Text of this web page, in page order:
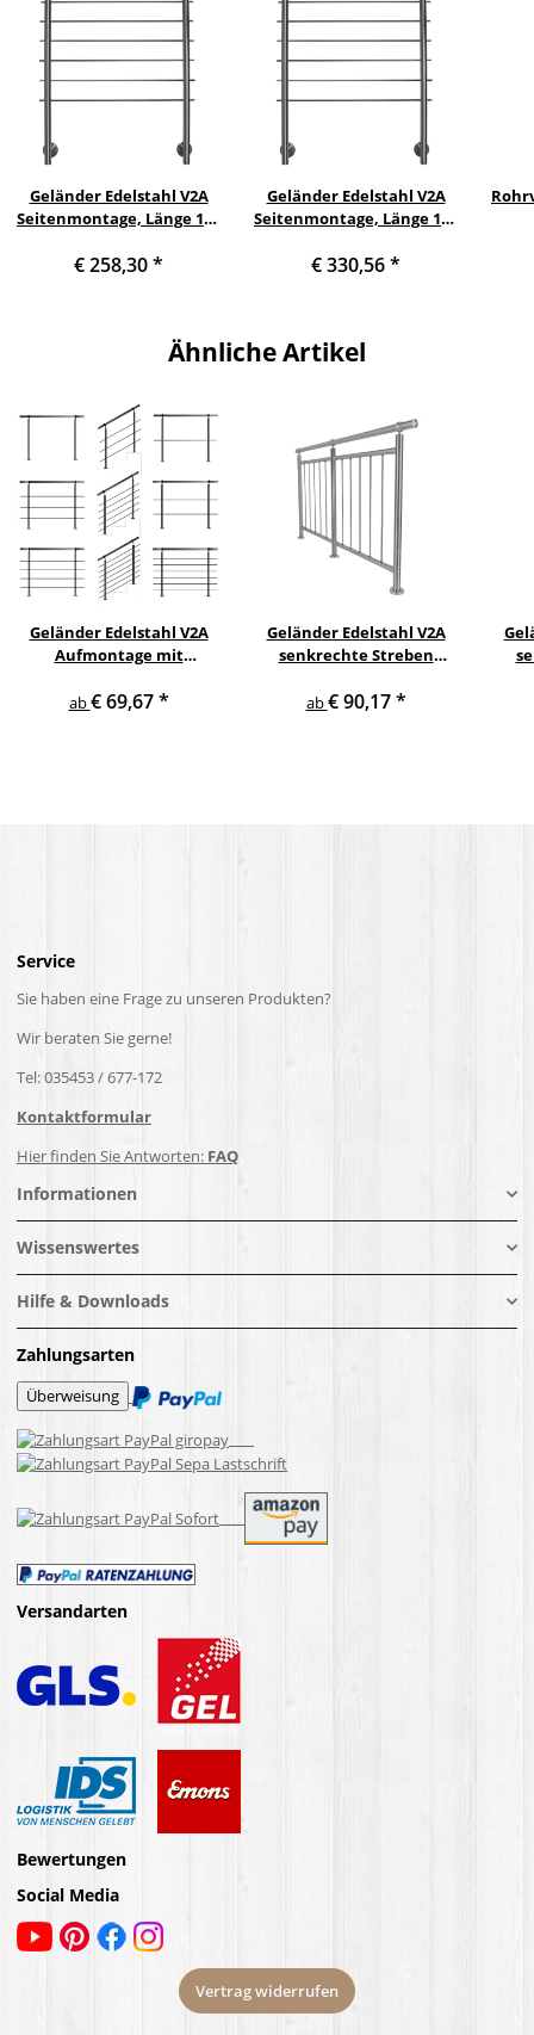
Geländer Edelstahl V2A
Seitenmontage, Länge 100
Querstreben und
€ 258,30*
Geländer Edelstahl V2A
Seitenmontage, Länge 180
Querstreben und
€ 330,56*
Ähnliche Artikel
Geländer Edelstahl V2A
Aufmontage mit
Querstreben
ab€ 69,67*
Geländer Edelstahl V2A
senkrechte Streben
ab€ 90,17*
Service
Sie haben eine Frage zu unseren Produkten?
Wir beraten Sie gerne!
Tel: 035453 / 677-172
Kontaktformular
Hier finden Sie Antworten: FAQ
Informationen
Wissenswertes
Hilfe & Downloads
Zahlungsarten
Versandarten
Bewertungen
Social Media
Vertrag widerrufen